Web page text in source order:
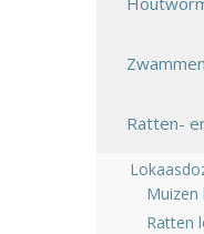
Ratten-
Muizen
Ratten